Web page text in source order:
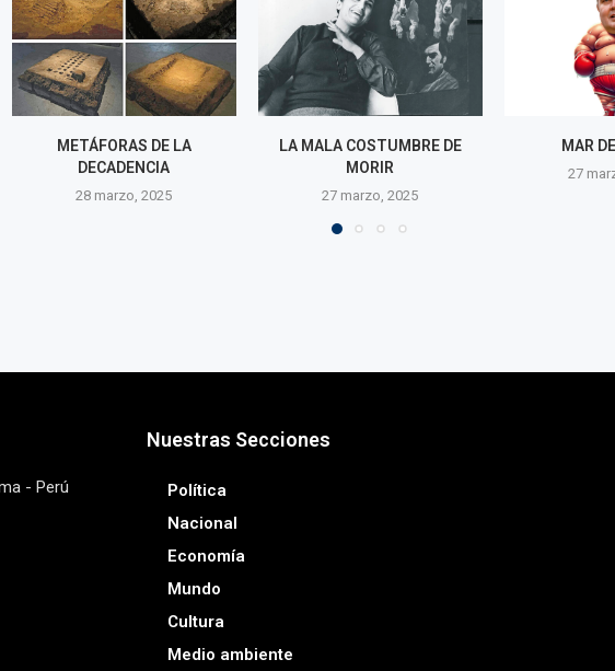
LA MALA COSTUMBRE DE
MORIR
27 marzo, 2025
MAR DE FONDO
27 marzo, 2025
UNA
27
- Perú
Nuestras Secciones
Política
Nacional
Economía
Mundo
Cultura
Medio ambiente